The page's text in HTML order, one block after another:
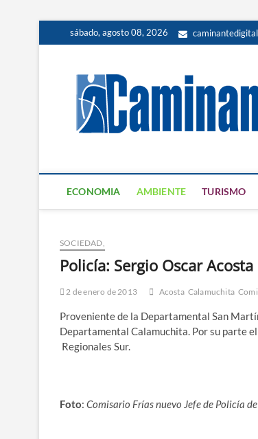
sábado, agosto 08, 2026
ECONOMIA AMBIENTE TURISMO
SOCIEDAD,
Policía: Sergio Oscar
2 de enero de 2013 Acosta Calamuchita
Proveniente de la Departamental San
Departamental Calamuchita. Por su parte
Regionales Sur.
Foto: Comisario Frías nuevo Jefe de Policía